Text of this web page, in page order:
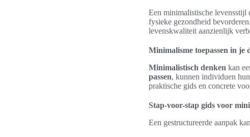
Een minimalistische levensstijl
fysieke gezondheid
levenskwaliteit aanzienlijk
Minimalisme toepassen in je
Minimalistisch denken kan
passen, kunnen individuen
praktische gids en concrete
Stap-voor-stap gids voor
Een gestructureerde aanpak